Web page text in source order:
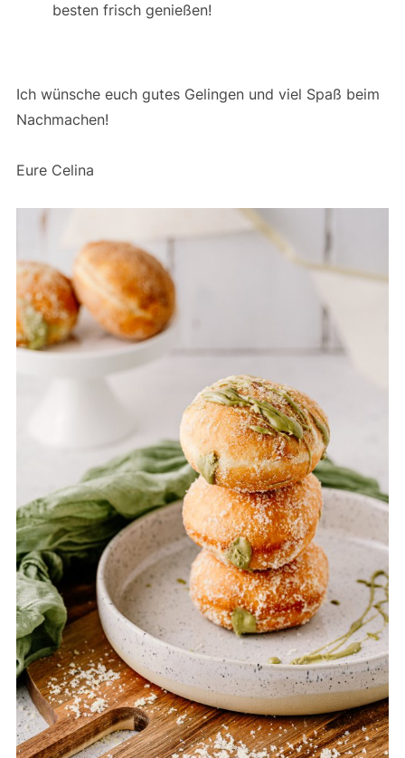
besten frisch genießen!
Ich wünsche euch gutes Gelingen und viel Spaß beim
Nachmachen!
Eure Celina